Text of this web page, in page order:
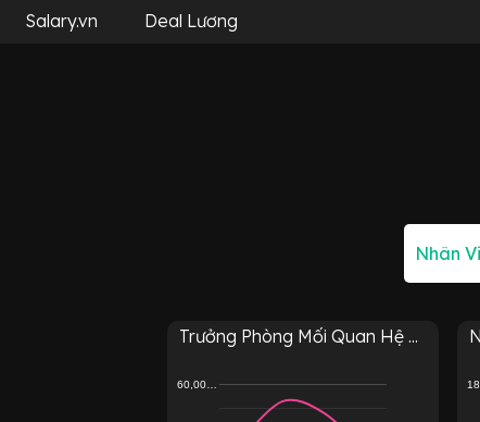
Salary.vn Deal Lương
Trưởng Phòng Mối Quan Hệ ...
60,00…